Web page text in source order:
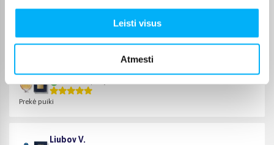
Leisti visus
Atmesti
Asta S.
Prekė puiki
Liubov V.